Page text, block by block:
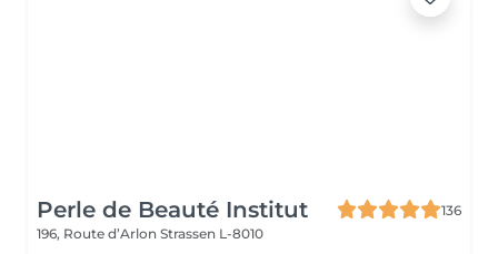
Perle de Beauté Institut
136
196, Route d’Arlon Strassen L-8010